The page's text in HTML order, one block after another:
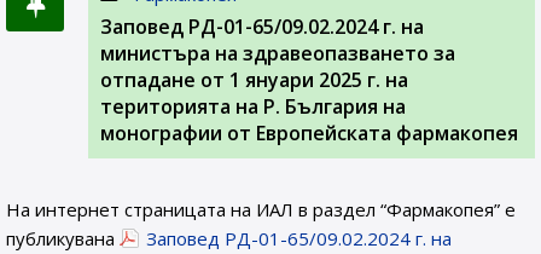
Заповед РД-01-65/09.02.2024 г. на
министъра на здравеопазването за
отпадане от 1 януари 2025 г. на
територията на Р. България на
монографии от Европейската фармакопея
На интернет страницата на ИАЛ в раздел “Фармакопея” е
публикувана
Заповед РД-01-65/09.02.2024 г. на